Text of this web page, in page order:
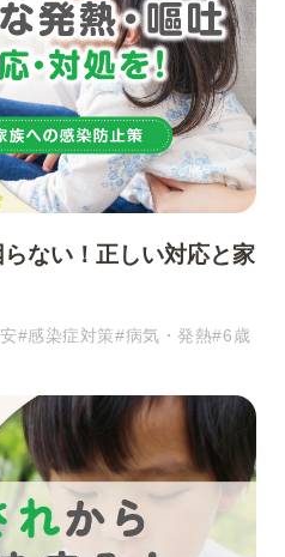
ェアする
イート
ない！正しい対応と家
#感染症対策#病気・発熱#6歳